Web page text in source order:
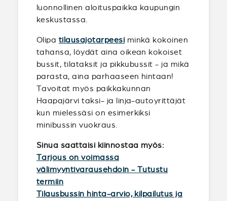
luonnollinen aloituspaikka kaupungin
keskustassa.
Olipa tilausajotarpeesi minkä kokoinen
tahansa, löydät aina oikean kokoiset
bussit, tilataksit ja pikkubussit - ja mikä
parasta, aina parhaaseen hintaan!
Tavoitat myös paikkakunnan
Haapajärvi taksi- ja linja-autoyrittäjät
kun mielessäsi on esimerkiksi
minibussin vuokraus.
Sinua saattaisi kiinnostaa myös:
Tarjous on voimassa
välimyyntivarausehdoin - Tutustu
termiin
Tilausbussin hinta-arvio, kilpailutus ja